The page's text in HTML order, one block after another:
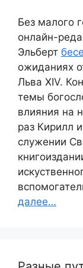
Без малого
онлайн-
Эльберт
ожиданиях
Льва XIV.
темы
влияния на
раз Кирилл
служении
далее…